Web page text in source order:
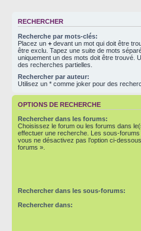
RECHERCHER
Recherche par mots-clés:
Placez un + devant un mot qui doit être
être exclu. Tapez une suite de mots
uniquement un des mots doit être trouvé.
des recherches partielles.
Rechercher par auteur:
Utilisez un * comme joker pour des
OPTIONS DE RECHERCHE
Rechercher dans les forums:
Choisissez le forum ou les forums dans
effectuer une recherche. Les sous-
vous ne désactivez pas l’option ci-
forums ».
Rechercher dans les sous-forums:
Rechercher dans: